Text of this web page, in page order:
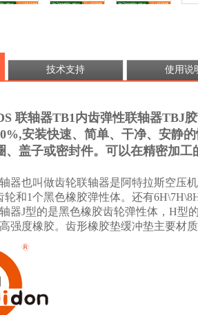
技术支持 使用说
联轴器TB1内齿弹性联轴器TBJ
安装快速、简单、干净、安静
、盖子或密封件。可以在精密加
器也叫做齿轮联轴器是阿特拉斯空压机
轮和1个黑色橡胶弹性体。还有
器J型的是黑色橡胶齿轮弹性体，H型
强度橡胶。齿形橡胶垫缓冲垫主要材